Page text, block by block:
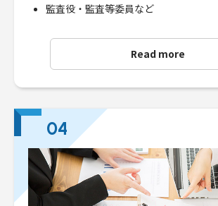
監査役・監査等委員など
Read more
04